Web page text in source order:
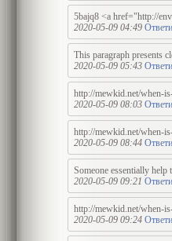
5bajq8 <a href="http://
2020-05-09 04:49
This paragraph presents
2020-05-09 05:43
http://mewkid.net/when-
2020-05-09 08:03
http://mewkid.net/when-
2020-05-09 08:44
Someone essentially
2020-05-09 09:21
http://mewkid.net/when-
2020-05-09 09:24